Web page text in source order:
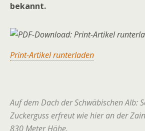
bekannt.
Print-Artikel runterladen
Auf dem Dach der Schwäbischen Alb:
Zuckerguss erfreut wie hier an der
830 Meter Höhe.